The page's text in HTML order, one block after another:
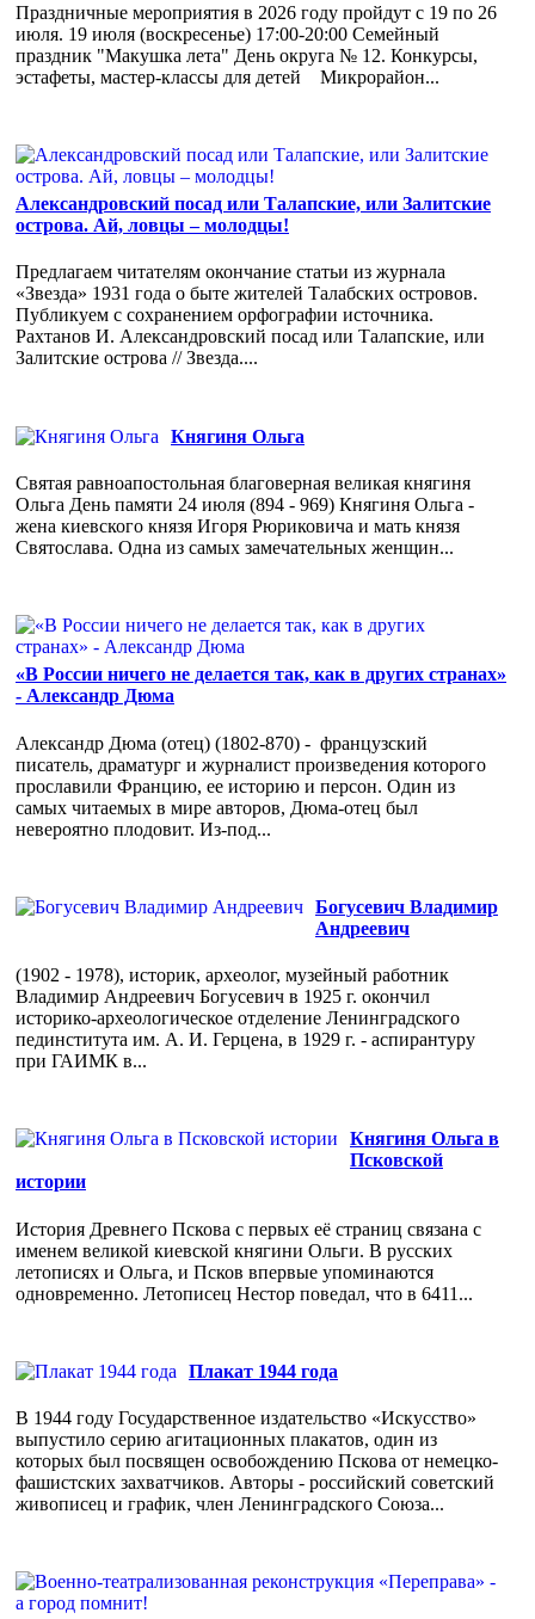
Праздничные мероприятия в 2026 году пройдут с 19 по 26
июля. 19 июля (воскресенье) 17:00-20:00 Семейный
праздник "Макушка лета" День округа № 12. Конкурсы,
эстафеты, мастер-классы для детей Микрорайон...
Александровский посад или Талапские, или Залитские
острова. Ай, ловцы – молодцы!
Предлагаем читателям окончание статьи из журнала
«Звезда» 1931 года о быте жителей Талабских островов.
Публикуем с сохранением орфографии источника.
Рахтанов И. Александровский посад или Талапские, или
Залитские острова // Звезда....
Княгиня Ольга
Святая равноапостольная благоверная великая княгиня
Ольга День памяти 24 июля (894 - 969) Княгиня Ольга -
жена киевского князя Игоря Рюриковича и мать князя
Святослава. Одна из самых замечательных женщин...
«В России ничего не делается так, как в других странах»
- Александр Дюма
Александр Дюма (отец) (1802-870) - французский
писатель, драматург и журналист произведения которого
прославили Францию, ее историю и персон. Один из
самых читаемых в мире авторов, Дюма-отец был
невероятно плодовит. Из-под...
Богусевич Владимир
Андреевич
(1902 - 1978), историк, археолог, музейный работник
Владимир Андреевич Богусевич в 1925 г. окончил
историко-археологическое отделение Ленинградского
пединститута им. А. И. Герцена, в 1929 г. - аспирантуру
при ГАИМК в...
Княгиня Ольга в
Псковской
истории
История Древнего Пскова с первых её страниц связана с
именем великой киевской княгини Ольги. В русских
летописях и Ольга, и Псков впервые упоминаются
одновременно. Летописец Нестор поведал, что в 6411...
Плакат 1944 года
В 1944 году Государственное издательство «Искусство»
выпустило серию агитационных плакатов, один из
которых был посвящен освобождению Пскова от немецко-
фашистских захватчиков. Авторы - российский советский
живописец и график, член Ленинградского Союза...